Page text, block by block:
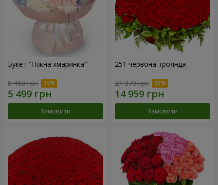
Букет "Ніжна хмаринка"
8 460 грн
Замовити
251 червона троянда
21 370 грн
Замовити